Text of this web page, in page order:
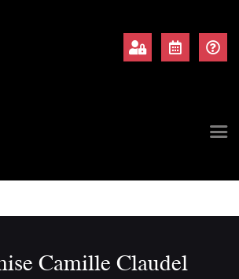
Camille Claudel